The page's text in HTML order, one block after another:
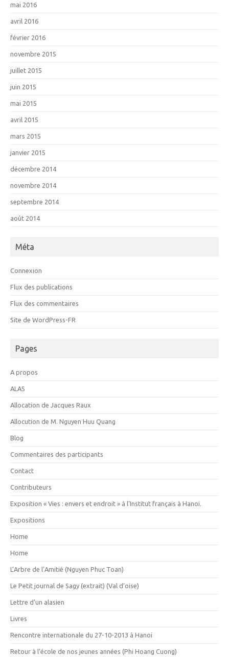
mai 2016
avril 2016
février 2016
novembre 2015
juillet 2015
juin 2015
mai 2015
avril 2015
mars 2015
janvier 2015
décembre 2014
novembre 2014
septembre 2014
août 2014
Méta
Connexion
Flux des publications
Flux des commentaires
Site de WordPress-FR
Pages
A propos
ALAS
Allocation de Jacques Raux
Allocution de M. Nguyen Huu Quang
Blog
Commentaires des participants
Contact
Contributeurs
Exposition « Vies : envers et endroit » à l’Institut français à Hanoi.
Expositions
Home
Home
L’Arbre de l’Amitié (Nguyen Phuc Toan)
Le Petit journal de Sagy (extrait) (Val d’oise)
Lettre d’un alasien
Livres
Rencontre internationale du 27-10-2013 à Hanoi
Retour à l’école de nos jeunes années (Phi Hoang Cuong)